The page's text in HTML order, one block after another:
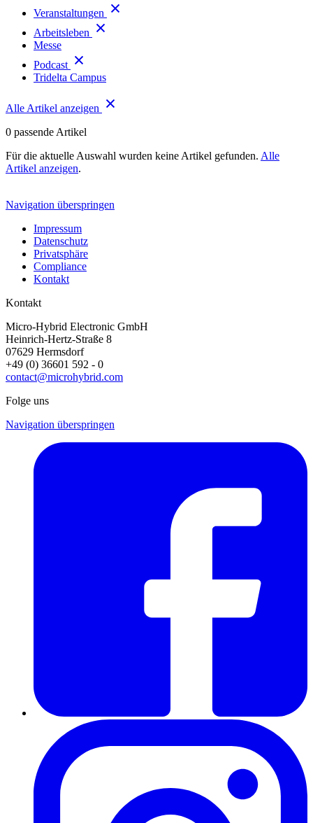
Veranstaltungen
Arbeitsleben
Messe
Podcast
Tridelta Campus
Alle Artikel anzeigen
0 passende Artikel
Für die aktuelle Auswahl wurden keine Artikel gefunden. Alle
Artikel anzeigen.
Navigation überspringen
Impressum
Datenschutz
Privatsphäre
Compliance
Kontakt
Kontakt
Micro-Hybrid Electronic GmbH
Heinrich-Hertz-Straße 8
07629 Hermsdorf
+49 (0) 36601 592 - 0
contact@microhybrid.com
Folge uns
Navigation überspringen